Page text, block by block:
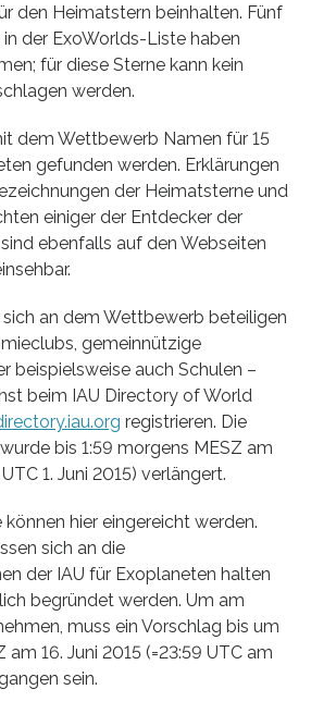
den Heimatstern beinhalten. Fünf
der ExoWorlds-Liste haben
für diese Sterne kann kein
werden.
dem Wettbewerb Namen für 15
gefunden werden. Erklärungen
der Heimatsterne und
einiger der Entdecker der
ebenfalls auf den Webseiten
sich an dem Wettbewerb beteiligen
gemeinnützige
beispielsweise auch Schulen –
beim IAU Directory of World
registrieren. Die
bis 1:59 morgens MESZ am
1. Juni 2015) verlängert.
hier eingereicht werden.
sich an die
der IAU für Exoplaneten halten
begründet werden. Um am
muss ein Vorschlag bis um
am 16. Juni 2015 (=23:59 UTC am
sein.